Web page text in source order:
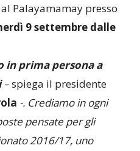
Palayamamay presso
9 settembre dalle
in prima persona a
–spiega il presidente
-. Crediamo in ogni
pensate per gli
2016/17, uno